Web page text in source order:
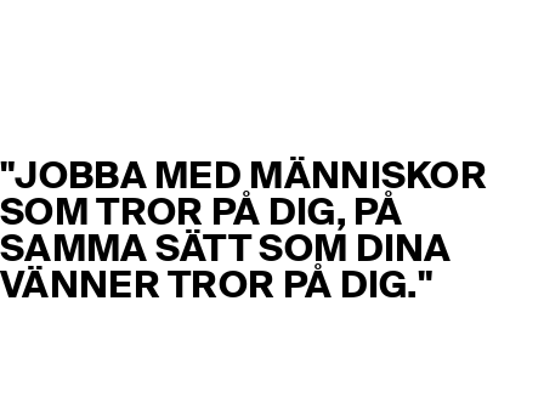
"JOBBA MED MÄNNISKOR
SOM TROR PÅ DIG, PÅ
SAMMA SÄTT SOM DINA
VÄNNER TROR PÅ DIG."